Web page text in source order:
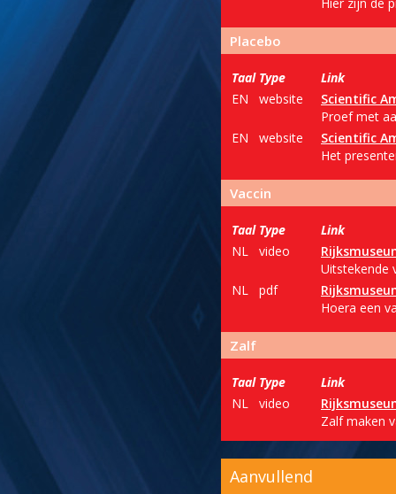
Placebo
Taal Type
Link
EN
website
Scientific
Proef met
EN
website
Scientific
Het
Vaccin
Taal Type
Link
NL
video
Uitstekende
NL
pdf
Hoera een
Zalf
Taal Type
Link
NL
video
Zalf maken
Aanvullend